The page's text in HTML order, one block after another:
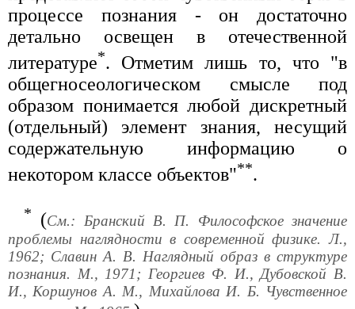
процессе познания - он достаточно
детально освещен в отечественной
литературе*. Отметим лишь то, что "в
общегносеологическом смысле под
образом понимается любой дискретный
(отдельный) элемент знания, несущий
содержательную информацию о
некотором классе объектов"**.
* (См.: Бранский В. П. Философское значение
проблемы наглядности в современной физике. Л.,
1962; Славин А. В. Наглядный образ в структуре
познания. М., 1971; Георгиев Ф. И., Дубовской В.
И., Коршунов А. М., Михайлова И. Б. Чувственное